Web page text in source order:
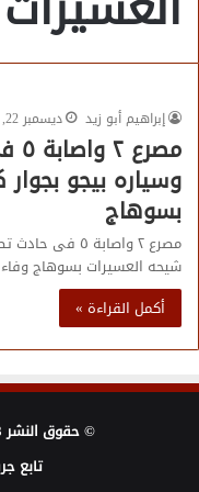
إبراهيم أبو زيد ديسمبر 22, 2021
وسياره بيجو
بسوهاج
مصرع ٢ واصابة
شيحه العسيرات بسوهاج
أكمل القراءة »
© حقوق النشر 2013 ، الحقوق محفوظة |
تابع